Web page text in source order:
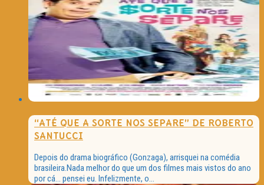
“ATÉ QUE A SORTE NOS SEPARE” DE ROBERTO
SANTUCCI
Depois do drama biográfico (Gonzaga), arrisquei na comédia
brasileira.Nada melhor do que um dos filmes mais vistos do ano
por cá… pensei eu. Infelizmente, o...